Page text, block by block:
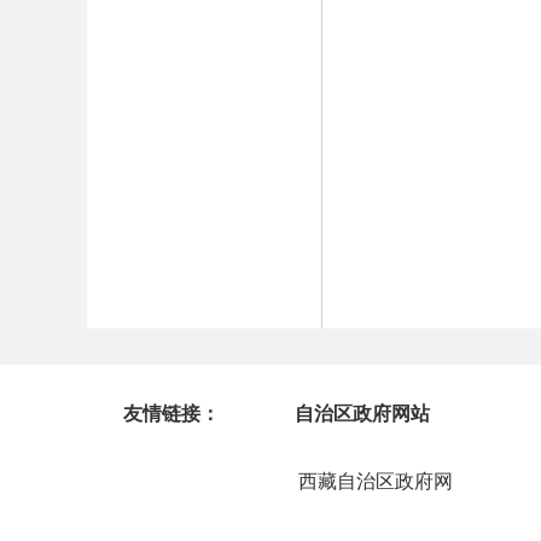
友情链接： 自治区政府网站
西藏自治区政府网